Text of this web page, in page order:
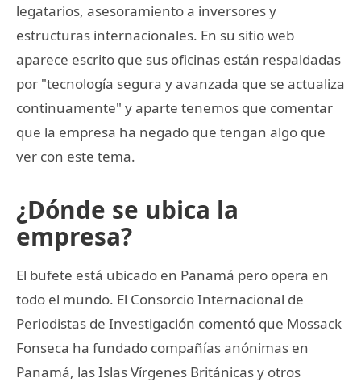
legatarios, asesoramiento a inversores y
estructuras internacionales. En su sitio web
aparece escrito que sus oficinas están respaldadas
por "tecnología segura y avanzada que se actualiza
continuamente" y aparte tenemos que comentar
que la empresa ha negado que tengan algo que
ver con este tema.
¿Dónde se ubica la
empresa?
El bufete está ubicado en Panamá pero opera en
todo el mundo. El Consorcio Internacional de
Periodistas de Investigación comentó que Mossack
Fonseca ha fundado compañías anónimas en
Panamá, las Islas Vírgenes Británicas y otros